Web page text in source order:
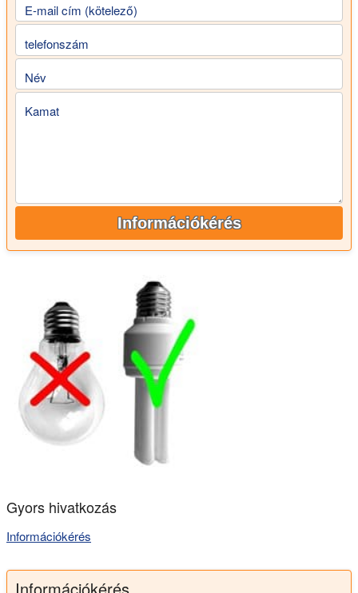
E-mail cím (kötelező)
telefonszám
Név
Kamat
Információkérés
Gyors hivatkozás
Információkérés